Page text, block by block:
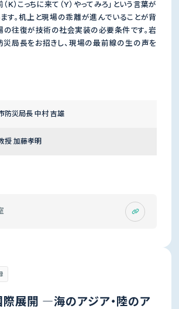
（K）こっちに来て（Y）やってみろ」という言葉が
す。机上と現場の乖離が進んでいることが背
の往復が技術の社会実装の必要条件です。岩
局長をお招きし、現場の最前線の生の声を
防災局長 中村 吉雄
授 加藤孝明
展開 ―海のアジア・陸のア